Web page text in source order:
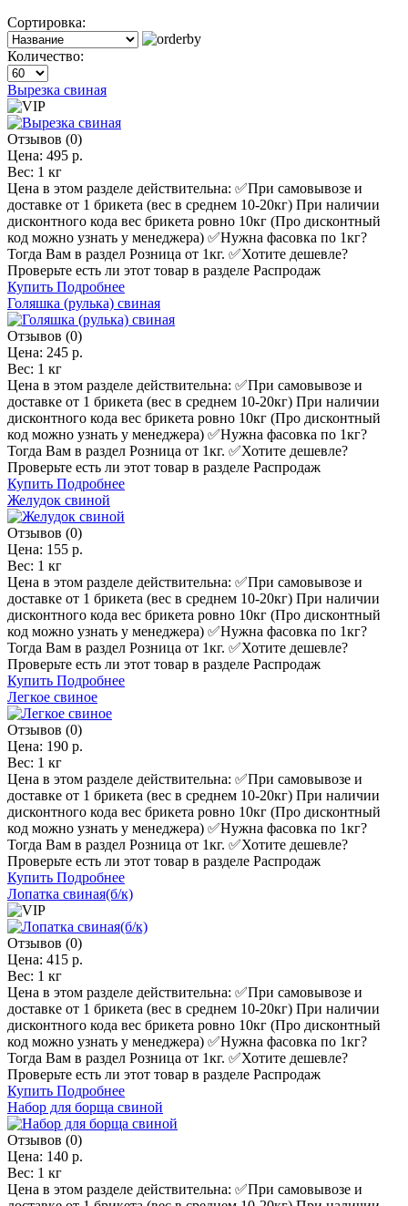
Сортировка:
Количество:
Вырезка свиная
Отзывов (0)
Цена: 495 р.
Вес: 1 кг
Цена в этом разделе действительна: ✅️При самовывозе и
доставке от 1 брикета (вес в среднем 10-20кг) При наличии
дисконтного кода вес брикета ровно 10кг (Про дисконтный
код можно узнать у менеджера) ✅️Нужна фасовка по 1кг?
Тогда Вам в раздел Розница от 1кг. ✅️Хотите дешевле?
Проверьте есть ли этот товар в разделе Распродаж
Купить Подробнее
Голяшка (рулька) свиная
Отзывов (0)
Цена: 245 р.
Вес: 1 кг
Цена в этом разделе действительна: ✅️При самовывозе и
доставке от 1 брикета (вес в среднем 10-20кг) При наличии
дисконтного кода вес брикета ровно 10кг (Про дисконтный
код можно узнать у менеджера) ✅️Нужна фасовка по 1кг?
Тогда Вам в раздел Розница от 1кг. ✅️Хотите дешевле?
Проверьте есть ли этот товар в разделе Распродаж
Купить Подробнее
Желудок свиной
Отзывов (0)
Цена: 155 р.
Вес: 1 кг
Цена в этом разделе действительна: ✅️При самовывозе и
доставке от 1 брикета (вес в среднем 10-20кг) При наличии
дисконтного кода вес брикета ровно 10кг (Про дисконтный
код можно узнать у менеджера) ✅️Нужна фасовка по 1кг?
Тогда Вам в раздел Розница от 1кг. ✅️Хотите дешевле?
Проверьте есть ли этот товар в разделе Распродаж
Купить Подробнее
Легкое свиное
Отзывов (0)
Цена: 190 р.
Вес: 1 кг
Цена в этом разделе действительна: ✅️При самовывозе и
доставке от 1 брикета (вес в среднем 10-20кг) При наличии
дисконтного кода вес брикета ровно 10кг (Про дисконтный
код можно узнать у менеджера) ✅️Нужна фасовка по 1кг?
Тогда Вам в раздел Розница от 1кг. ✅️Хотите дешевле?
Проверьте есть ли этот товар в разделе Распродаж
Купить Подробнее
Лопатка свиная(б/к)
Отзывов (0)
Цена: 415 р.
Вес: 1 кг
Цена в этом разделе действительна: ✅️При самовывозе и
доставке от 1 брикета (вес в среднем 10-20кг) При наличии
дисконтного кода вес брикета ровно 10кг (Про дисконтный
код можно узнать у менеджера) ✅️Нужна фасовка по 1кг?
Тогда Вам в раздел Розница от 1кг. ✅️Хотите дешевле?
Проверьте есть ли этот товар в разделе Распродаж
Купить Подробнее
Набор для борща свиной
Отзывов (0)
Цена: 140 р.
Вес: 1 кг
Цена в этом разделе действительна: ✅️При самовывозе и